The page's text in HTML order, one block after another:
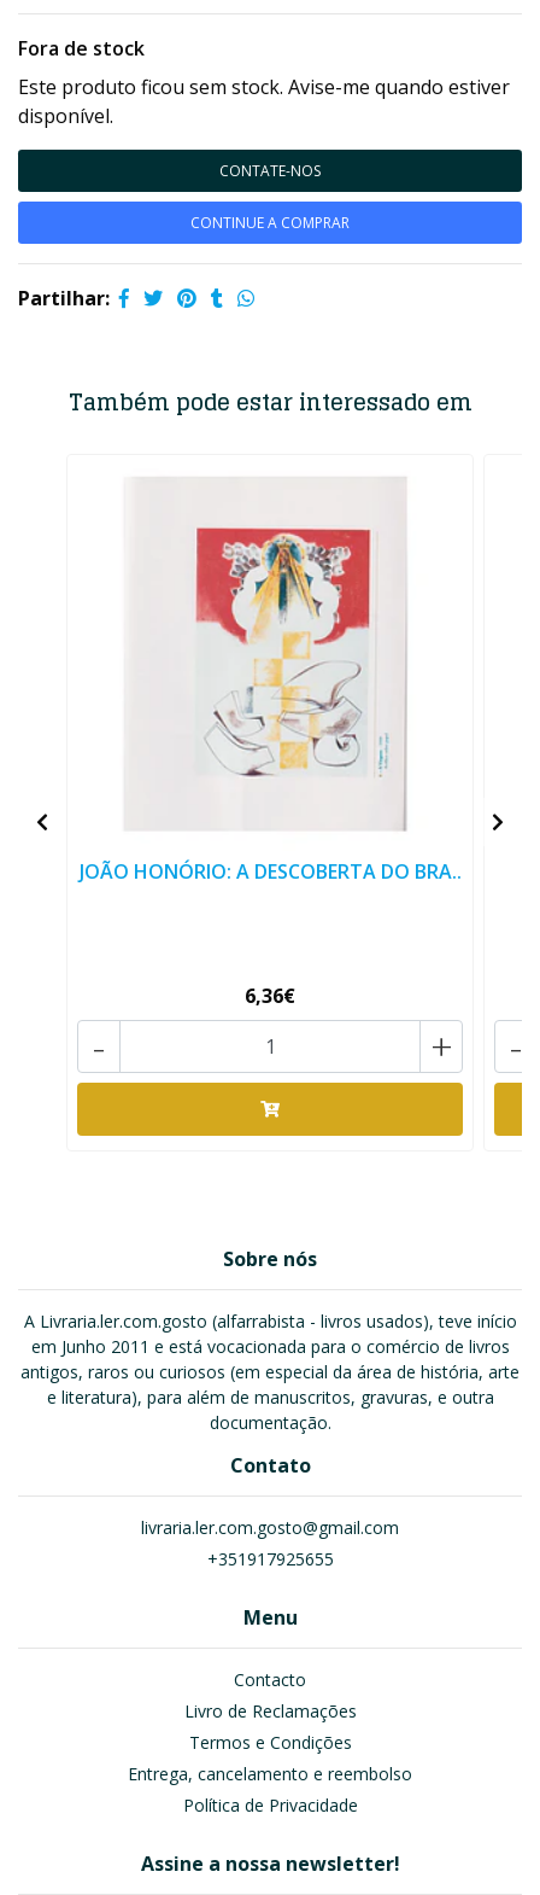
Fora de stock
Este produto ficou sem stock. Avise-me quando estiver
disponível.
CONTATE-NOS
CONTINUE A COMPRAR
Partilhar:
Também pode estar interessado em
JOÃO HONÓRIO: A DESCOBERTA DO BRA..
6,36€
+
- -
Sobre nós
A Livraria.ler.com.gosto (alfarrabista - livros usados), teve início
em Junho 2011 e está vocacionada para o comércio de livros
antigos, raros ou curiosos (em especial da área de história, arte
e literatura), para além de manuscritos, gravuras, e outra
documentação.
Contato
livraria.ler.com.gosto@gmail.com
+351917925655
Menu
Contacto
Livro de Reclamações
Termos e Condições
Entrega, cancelamento e reembolso
Política de Privacidade
Assine a nossa newsletter!